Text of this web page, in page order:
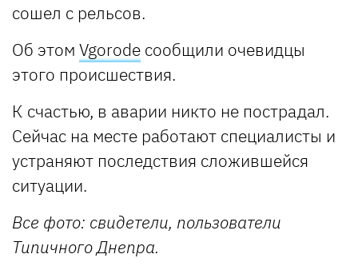
сошел с рельсов.
Об этом Vgorode сообщили очевидцы
этого происшествия.
К счастью, в аварии никто не пострадал.
Сейчас на месте работают специалисты и
устраняют последствия сложившейся
ситуации.
Все фото: свидетели, пользователи
Типичного Днепра.